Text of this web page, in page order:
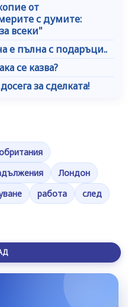
от
с думите:
всеки"
е пълна с подаръци..
се казва?
за сделката!
Лондон
работа
след